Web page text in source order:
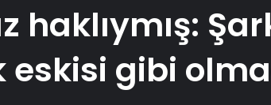
haklıymış:
eskisi gibi